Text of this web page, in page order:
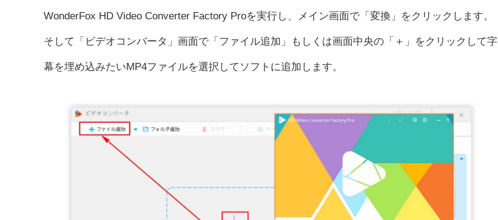
WonderFox HD Video Converter Factory Proを実行し、メイン画面で「変換」をクリックします。
そして「ビデオコンバータ」画面で「ファイル追加」もしくは画面中央の「＋」をクリックして字
幕を埋め込みたいMP4ファイルを選択してソフトに追加します。